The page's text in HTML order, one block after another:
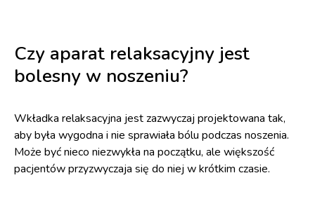
Czy aparat relaksacyjny jest
bolesny w noszeniu?
Wkładka relaksacyjna jest zazwyczaj projektowana tak,
aby była wygodna i nie sprawiała bólu podczas noszenia.
Może być nieco niezwykła na początku, ale większość
pacjentów przyzwyczaja się do niej w krótkim czasie.